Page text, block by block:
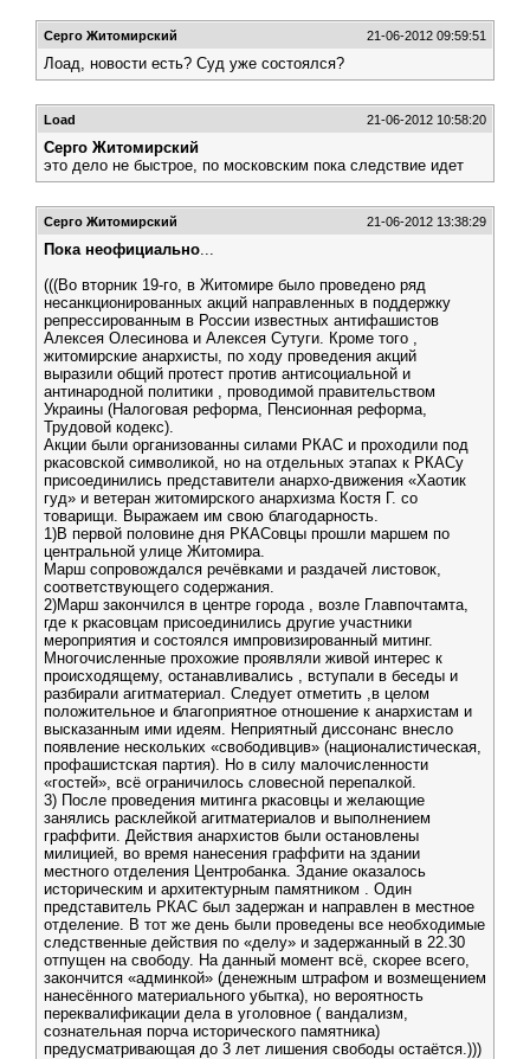
Серго Житомирский 21-06-2012 09:59:51
Лоад, новости есть? Суд уже состоялся?
Load 21-06-2012 10:58:20
Серго Житомирский
это дело не быстрое, по московским пока следствие идет
Серго Житомирский 21-06-2012 13:38:29
Пока неофициально...
(((Во вторник 19-го, в Житомире было проведено ряд
несанкционированных акций направленных в поддержку
репрессированным в России известных антифашистов
Алексея Олесинова и Алексея Сутуги. Кроме того ,
житомирские анархисты, по ходу проведения акций
выразили общий протест против антисоциальной и
антинародной политики , проводимой правительством
Украины (Налоговая реформа, Пенсионная реформа,
Трудовой кодекс).
Акции были организованны силами РКАС и проходили под
ркасовской символикой, но на отдельных этапах к РКАСу
присоединились представители анархо-движения «Хаотик
гуд» и ветеран житомирского анархизма Костя Г. со
товарищи. Выражаем им свою благодарность.
1)В первой половине дня РКАСовцы прошли маршем по
центральной улице Житомира.
Марш сопровождался речёвками и раздачей листовок,
соответствующего содержания.
2)Марш закончился в центре города , возле Главпочтамта,
где к ркасовцам присоединились другие участники
мероприятия и состоялся импровизированный митинг.
Многочисленные прохожие проявляли живой интерес к
происходящему, останавливались , вступали в беседы и
разбирали агитматериал. Следует отметить ,в целом
положительное и благоприятное отношение к анархистам и
высказанным ими идеям. Неприятный диссонанс внесло
появление нескольких «свободивцив» (националистическая,
профашистская партия). Но в силу малочисленности
«гостей», всё ограничилось словесной перепалкой.
3) После проведения митинга ркасовцы и желающие
занялись расклейкой агитматериалов и выполнением
граффити. Действия анархистов были остановлены
милицией, во время нанесения граффити на здании
местного отделения Центробанка. Здание оказалось
историческим и архитектурным памятником . Один
представитель РКАС был задержан и направлен в местное
отделение. В тот же день были проведены все необходимые
следственные действия по «делу» и задержанный в 22.30
отпущен на свободу. На данный момент всё, скорее всего,
закончится «админкой» (денежным штрафом и возмещением
нанесённого материального убытка), но вероятность
переквалификации дела в уголовное ( вандализм,
сознательная порча исторического памятника)
предусматривающая до 3 лет лишения свободы остаётся.)))